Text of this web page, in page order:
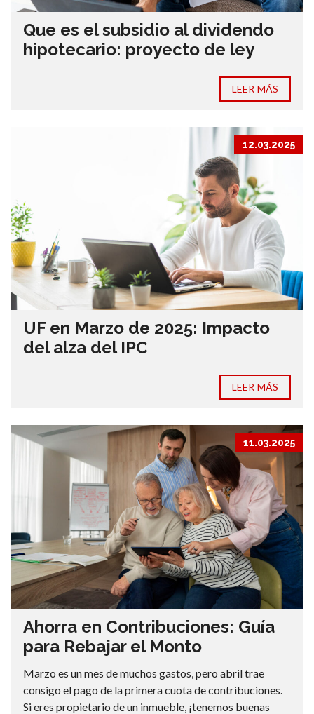
Que es el subsidio al dividendo
hipotecario: proyecto de ley
LEER MÁS
12.03.2025
UF en Marzo de 2025: Impacto
del alza del IPC
LEER MÁS
11.03.2025
Ahorra en Contribuciones: Guía
para Rebajar el Monto
Marzo es un mes de muchos gastos, pero abril trae
consigo el pago de la primera cuota de contribuciones.
Si eres propietario de un inmueble, ¡tenemos buenas